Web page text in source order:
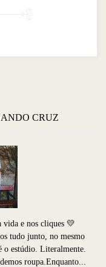
CRUZ
vida e nos cliques 💛
tudo junto, no mesmo
o estúdio. Literalmente.
roupa.Enquanto...